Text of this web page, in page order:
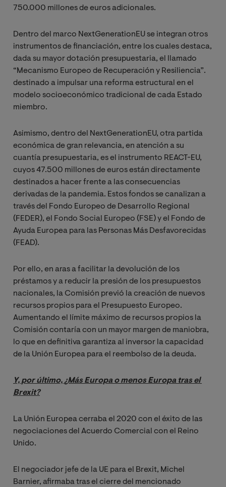
750.000 millones de euros adicionales.
Dentro del marco NextGenerationEU se integran otros
instrumentos de financiación, entre los cuales destaca,
dada su mayor dotación presupuestaria, el llamado
“Mecanismo Europeo de Recuperación y Resiliencia”.
destinado a impulsar una reforma estructural en el
modelo socioeconómico tradicional de cada Estado
miembro.
Asimismo, dentro del NextGenerationEU, otra partida
económica de gran relevancia, en atención a su
cuantía presupuestaria, es el instrumento REACT-EU,
cuyos 47.500 millones de euros están directamente
destinados a hacer frente a las consecuencias
derivadas de la pandemia. Estos fondos se canalizan a
través del Fondo Europeo de Desarrollo Regional
(FEDER), el Fondo Social Europeo (FSE) y el Fondo de
Ayuda Europea para las Personas Más Desfavorecidas
(FEAD).
Por ello, en aras a facilitar la devolución de los
préstamos y a reducir la presión de los presupuestos
nacionales, la Comisión previó la creación de nuevos
recursos propios para el Presupuesto Europeo.
Aumentando el límite máximo de recursos propios la
Comisión contaría con un mayor margen de maniobra,
lo que en definitiva garantiza al inversor la capacidad
de la Unión Europea para el reembolso de la deuda.
Y, por último, ¿Más Europa o menos Europa tras el
Brexit?
La Unión Europea cerraba el 2020 con el éxito de las
negociaciones del Acuerdo Comercial con el Reino
Unido.
El negociador jefe de la UE para el Brexit, Michel
Barnier, afirmaba tras el cierre del mencionado